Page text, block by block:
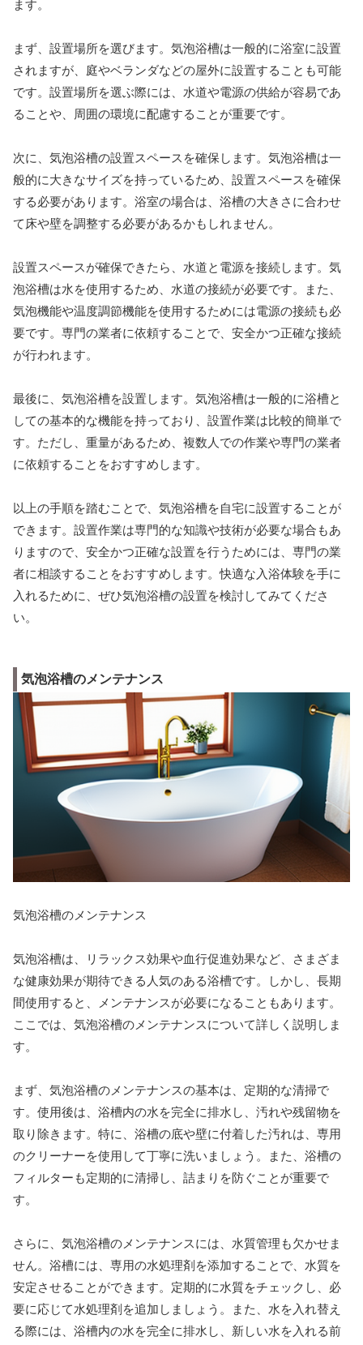
ます。
まず、設置場所を選びます。気泡浴槽は一般的に浴室に設置
されますが、庭やベランダなどの屋外に設置することも可能
です。設置場所を選ぶ際には、水道や電源の供給が容易であ
ることや、周囲の環境に配慮することが重要です。
次に、気泡浴槽の設置スペースを確保します。気泡浴槽は一
般的に大きなサイズを持っているため、設置スペースを確保
する必要があります。浴室の場合は、浴槽の大きさに合わせ
て床や壁を調整する必要があるかもしれません。
設置スペースが確保できたら、水道と電源を接続します。気
泡浴槽は水を使用するため、水道の接続が必要です。また、
気泡機能や温度調節機能を使用するためには電源の接続も必
要です。専門の業者に依頼することで、安全かつ正確な接続
が行われます。
最後に、気泡浴槽を設置します。気泡浴槽は一般的に浴槽と
しての基本的な機能を持っており、設置作業は比較的簡単で
す。ただし、重量があるため、複数人での作業や専門の業者
に依頼することをおすすめします。
以上の手順を踏むことで、気泡浴槽を自宅に設置することが
できます。設置作業は専門的な知識や技術が必要な場合もあ
りますので、安全かつ正確な設置を行うためには、専門の業
者に相談することをおすすめします。快適な入浴体験を手に
入れるために、ぜひ気泡浴槽の設置を検討してみてくださ
い。
気泡浴槽のメンテナンス
気泡浴槽のメンテナンス
気泡浴槽は、リラックス効果や血行促進効果など、さまざま
な健康効果が期待できる人気のある浴槽です。しかし、長期
間使用すると、メンテナンスが必要になることもあります。
ここでは、気泡浴槽のメンテナンスについて詳しく説明しま
す。
まず、気泡浴槽のメンテナンスの基本は、定期的な清掃で
す。使用後は、浴槽内の水を完全に排水し、汚れや残留物を
取り除きます。特に、浴槽の底や壁に付着した汚れは、専用
のクリーナーを使用して丁寧に洗いましょう。また、浴槽の
フィルターも定期的に清掃し、詰まりを防ぐことが重要で
す。
さらに、気泡浴槽のメンテナンスには、水質管理も欠かせま
せん。浴槽には、専用の水処理剤を添加することで、水質を
安定させることができます。定期的に水質をチェックし、必
要に応じて水処理剤を追加しましょう。また、水を入れ替え
る際には、浴槽内の水を完全に排水し、新しい水を入れる前